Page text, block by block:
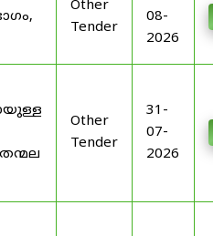
Other
Tender
08-
2026
Other
Tender
31-
07-
2026